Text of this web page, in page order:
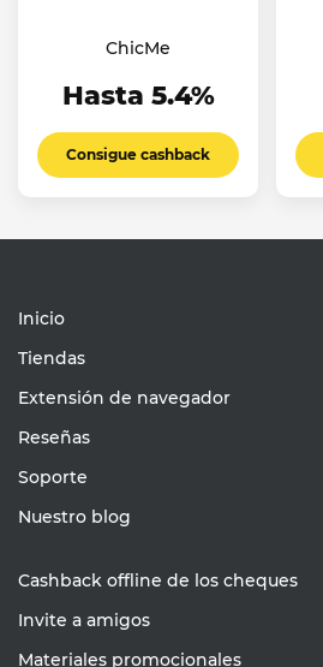
ChicMe
Hasta 5.4%
Consigue cashback
Inicio
Tiendas
Extensión de navegador
Reseñas
Soporte
Nuestro blog
Cashback offline de los cheques
Invite a amigos
Materiales promocionales